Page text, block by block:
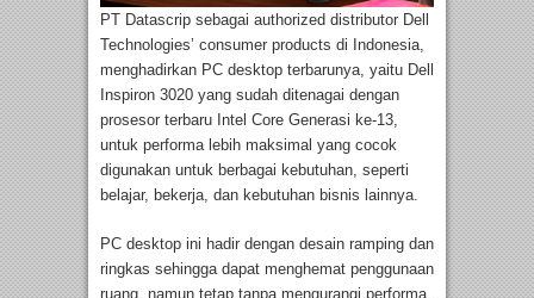
PT Datascrip sebagai authorized distributor Dell
Technologies’ consumer products di Indonesia,
menghadirkan PC desktop terbarunya, yaitu Dell
Inspiron 3020 yang sudah ditenagai dengan
prosesor terbaru Intel Core Generasi ke-13,
untuk performa lebih maksimal yang cocok
digunakan untuk berbagai kebutuhan, seperti
belajar, bekerja, dan kebutuhan bisnis lainnya.
PC desktop ini hadir dengan desain ramping dan
ringkas sehingga dapat menghemat penggunaan
ruang, namun tetap tanpa mengurangi performa.